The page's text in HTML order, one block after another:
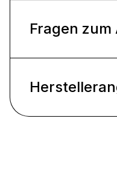
Fragen zum